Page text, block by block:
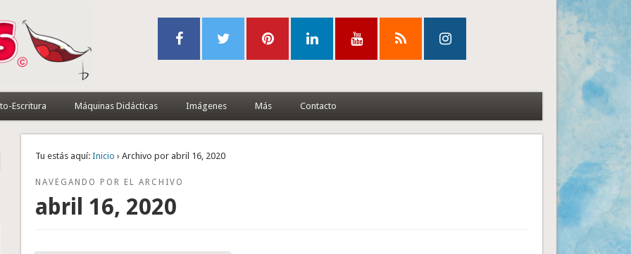
Escritura Máquinas Didácticas Imágenes Más Contacto
Tu estás aquí: Inicio › Archivo por abril 16, 2020
NAVEGANDO POR EL ARCHIVO
abril 16, 2020